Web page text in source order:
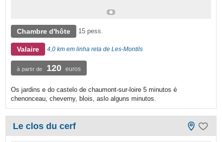
Chambre d'hôte 15 pess.
Valaire 4,0 km em linha reta de Les-Montils
à partir de 120 euros
Os jardins e do castelo de chaumont-sur-loire 5 minutos é
chenonceau, cheverny, blois, aslo alguns minutos.
Le clos du cerf